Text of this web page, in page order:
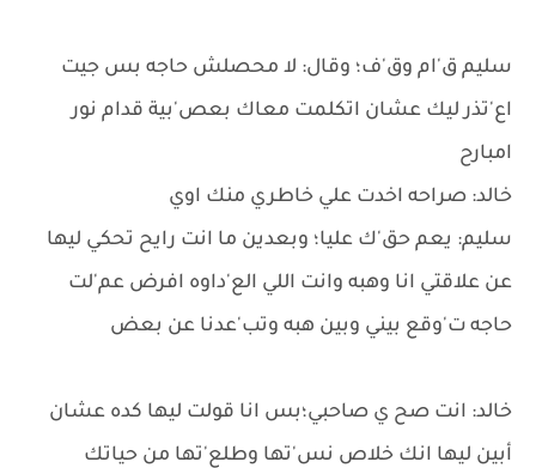
سليم ق'ام وق'ف؛ وقال: لا محصلش حاجه بس جيت
اع'تذر ليك عشان اتكلمت معاك بعص'بية قدام نور
امبارح
خالد: صراحه اخدت علي خاطري منك اوي
سليم: يعم حق'ك عليا؛ وبعدين ما انت رايح تحكي ليها
عن علاقتي انا وهبه وانت اللي الع'داوه افرض عم'لت
حاجه ت'وقع بيني وبين هبه وتب'عدنا عن بعض
خالد: انت صح ي صاحبي؛بس انا قولت ليها كده عشان
أبين ليها انك خلاص نس'تها وطلع'تها من حياتك